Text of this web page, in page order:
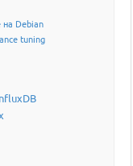
на Debian
tuning